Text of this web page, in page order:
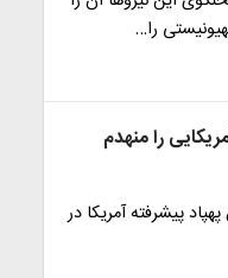
را…
گذشته، ۲ پهپاد آمریکایی را منهدم
پیشرفته آمریکا در